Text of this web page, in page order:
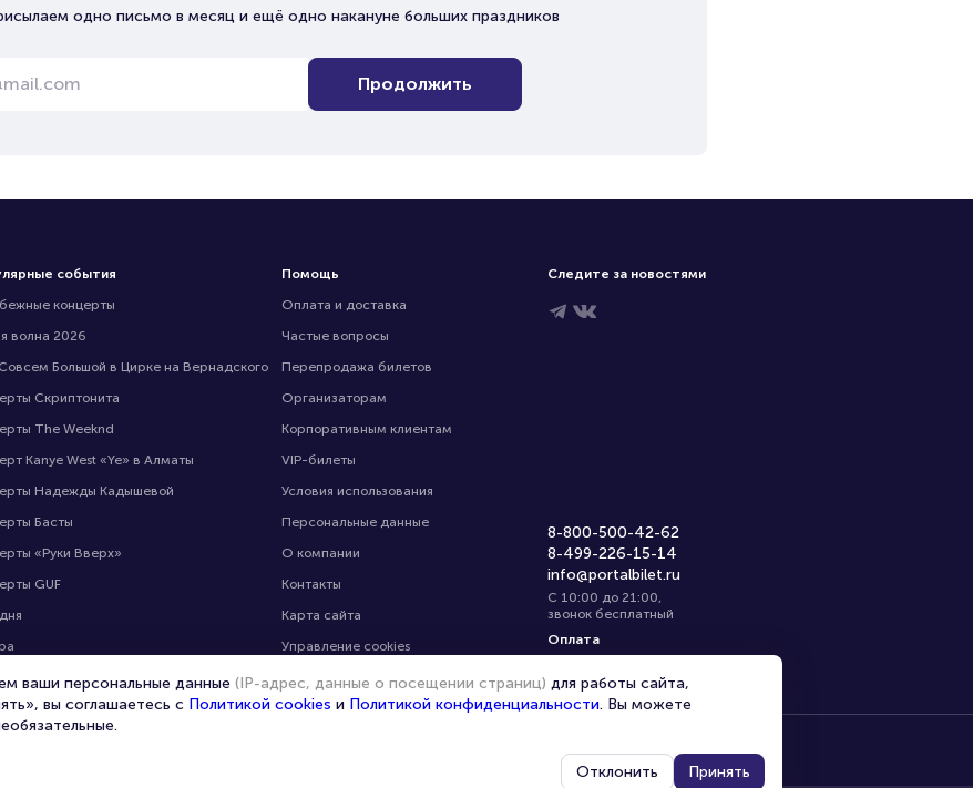
одно письмо в месяц и ещё одно накануне больших праздников
Продолжить
события
концерты
волна 2026
Большой в Цирке на Вернадского
Скриптонита
The Weeknd
Kanye West «Ye» в Алматы
Надежды Кадышевой
Басты
«Руки Вверх»
GUF
Помощь
Оплата и доставка
Частые вопросы
Перепродажа билетов
Организаторам
Корпоративным клиентам
VIP-билеты
Условия использования
Персональные данные
О компании
Контакты
Карта сайта
Управление cookies
Следите за новостями
8-800-500-42-62
8-499-226-15-14
info@portalbilet.ru
С 10:00 до 21:00,
звонок бесплатный
Оплата
ваши персональные данные (IP-адрес, данные о посещении страниц) для работы сайта,
вы соглашаетесь с Политикой cookies и Политикой конфиденциальности. Вы можете
Отклонить Принять